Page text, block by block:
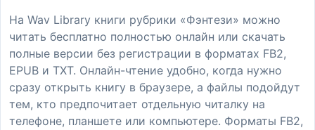
На Wav Library книги рубрики «Фэнтези» можно
читать бесплатно полностью онлайн или скачать
полные версии без регистрации в форматах FB2,
EPUB и TXT. Онлайн-чтение удобно, когда нужно
сразу открыть книгу в браузере, а файлы подойдут
тем, кто предпочитает отдельную читалку на
телефоне, планшете или компьютере. Форматы FB2,